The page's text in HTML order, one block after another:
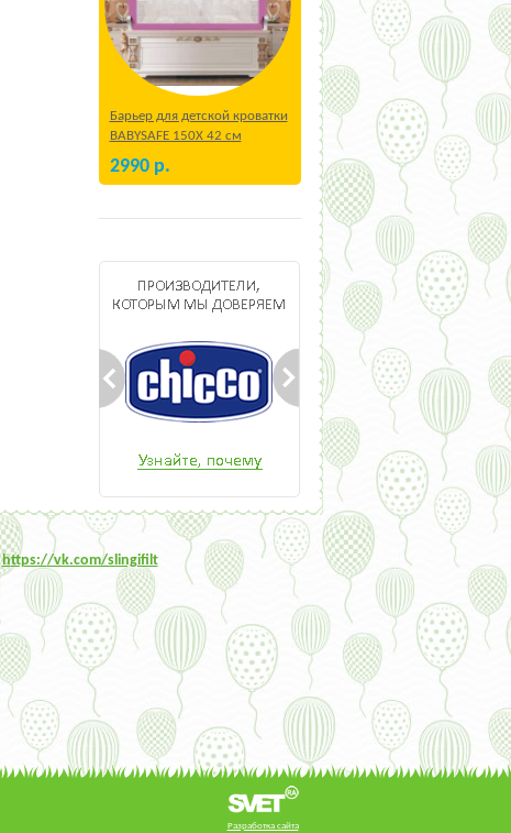
Барьер для детской кроватки
BABYSAFE 150Х 42 см
Бежевый
2990 р.
https://vk.com/slingifilt
Разработка сайта